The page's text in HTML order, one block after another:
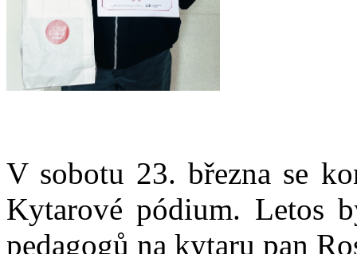
V sobotu 23. března se
Kytarové pódium. Letos
pedagogů na kytaru pan